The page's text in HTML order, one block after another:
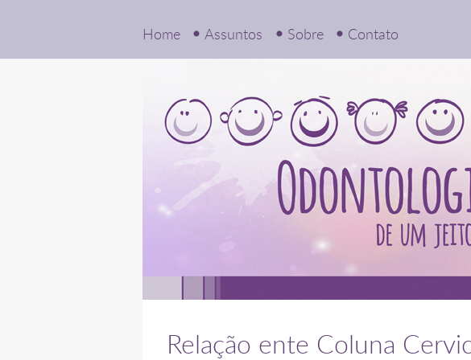
Home Assuntos Sobre Contato
Relação ente Coluna